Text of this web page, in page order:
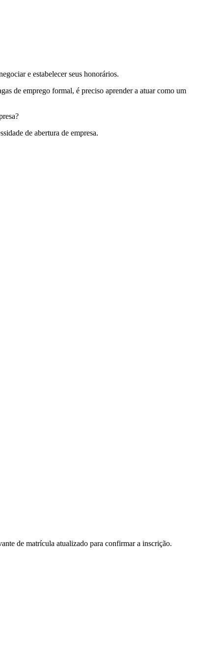
e estabelecer seus honorários.
de emprego formal, é preciso aprender a atuar como um
de abertura de empresa.
de matrícula atualizado para confirmar a inscrição.